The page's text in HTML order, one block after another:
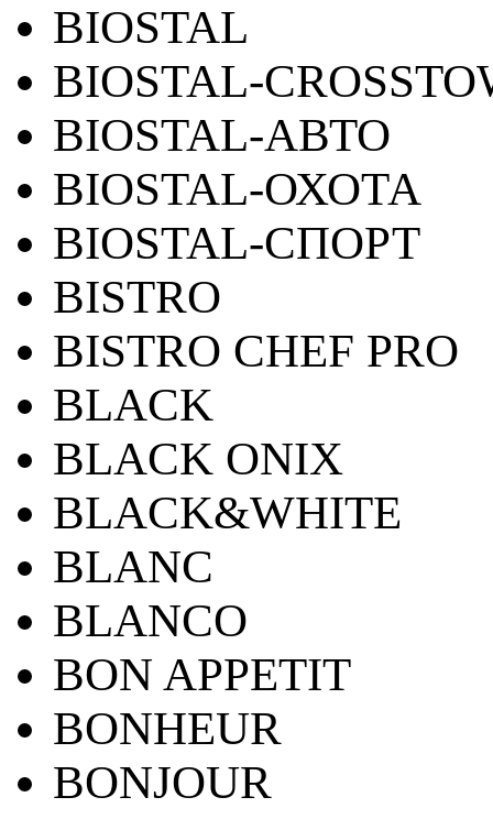
BIOSTAL
BIOSTAL-
BIOSTAL-АВТО
BIOSTAL-ОХОТА
BIOSTAL-СПОРТ
BISTRO
BISTRO CHEF PRO
BLACK
BLACK ONIX
BLACK&WHITE
BLANC
BLANCO
BON APPETIT
BONHEUR
BONJOUR